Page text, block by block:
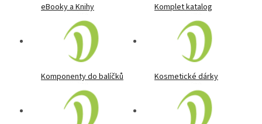
eBooky a Knihy Komplet katalog
Komponenty do balíčků Kosmetické dárky